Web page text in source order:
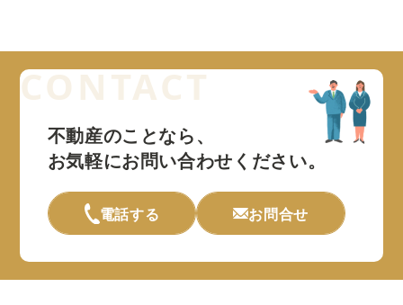
不動産のことなら、
お気軽にお問い合わせください。
電話する お問合せ